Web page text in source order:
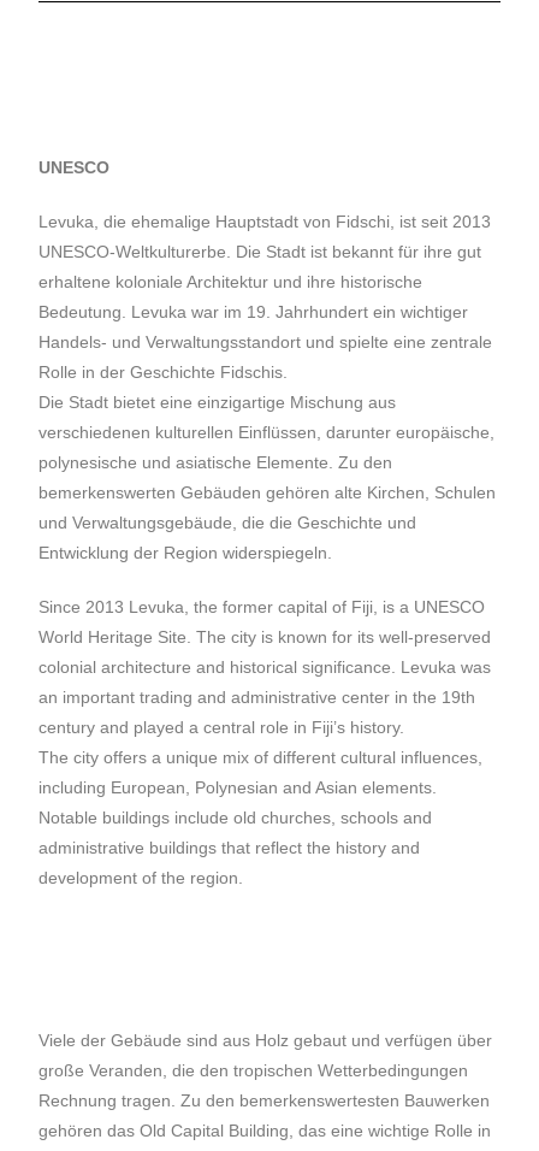
UNESCO
Levuka, die ehemalige Hauptstadt von Fidschi, ist seit 2013
UNESCO-Weltkulturerbe. Die Stadt ist bekannt für ihre gut
erhaltene koloniale Architektur und ihre historische
Bedeutung. Levuka war im 19. Jahrhundert ein wichtiger
Handels- und Verwaltungsstandort und spielte eine zentrale
Rolle in der Geschichte Fidschis.
Die Stadt bietet eine einzigartige Mischung aus
verschiedenen kulturellen Einflüssen, darunter europäische,
polynesische und asiatische Elemente. Zu den
bemerkenswerten Gebäuden gehören alte Kirchen, Schulen
und Verwaltungsgebäude, die die Geschichte und
Entwicklung der Region widerspiegeln.
Since 2013 Levuka, the former capital of Fiji, is a UNESCO
World Heritage Site. The city is known for its well-preserved
colonial architecture and historical significance. Levuka was
an important trading and administrative center in the 19th
century and played a central role in Fiji’s history.
The city offers a unique mix of different cultural influences,
including European, Polynesian and Asian elements.
Notable buildings include old churches, schools and
administrative buildings that reflect the history and
development of the region.
Viele der Gebäude sind aus Holz gebaut und verfügen über
große Veranden, die den tropischen Wetterbedingungen
Rechnung tragen. Zu den bemerkenswertesten Bauwerken
gehören das Old Capital Building, das eine wichtige Rolle in